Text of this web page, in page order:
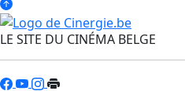
LE SITE DU CINÉMA BELGE